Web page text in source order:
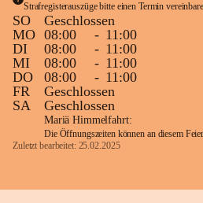
Strafregisterauszüge bitte einen Termin
SO
Geschlossen
MO 08:00 - 11:00
DI
08:00 - 11:00
MI
08:00 - 11:00
DO
08:00 - 11:00
FR
Geschlossen
SA
Geschlossen
Mariä Himmelfahrt:
Die Öffnungszeiten können an diesem
Zuletzt bearbeitet: 25.02.2025